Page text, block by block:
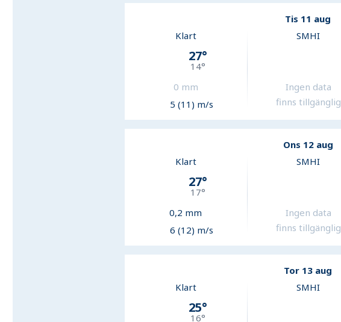
Tis 11 aug
Klart
27°
14°
0 mm
5 (11) m/s
SMHI
Ingen data
finns tillgänglig
Ons 12 aug
Klart
27°
17°
0,2 mm
6 (12) m/s
SMHI
Ingen data
finns tillgänglig
Tor 13 aug
Klart
25°
16°
SMHI